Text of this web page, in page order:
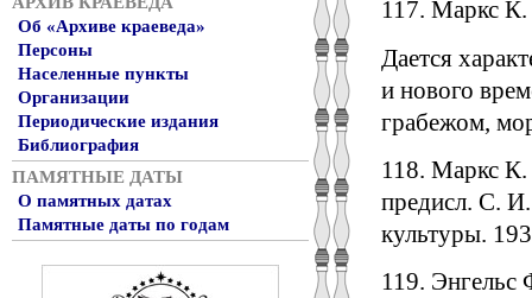
Об «Архиве краеведа»
Персоны
Населенные пункты
Организации
Периодические издания
Библиография
ПАМЯТНЫЕ ДАТЫ
О памятных датах
Памятные даты по годам
117. Маркс К.
Дается
и нового
грабежом,
118. Маркс
предисл. С.
культуры.
119. Энгельс